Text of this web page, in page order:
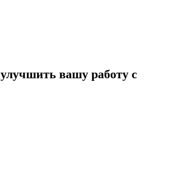
вашу работу с